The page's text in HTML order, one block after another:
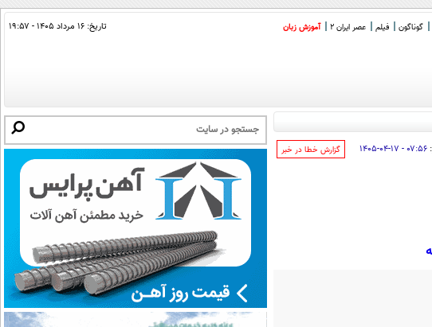
گوناگون فیلم عصر ایران 2 آموزش زبان تاریخ: ۱۶ مرداد ۱۴۰۵ - ۱۹:۵۷
۰۷:۵۶ - ۱۷-۰۴-۱۴۰۵ ‌گزارش خطا در خبر